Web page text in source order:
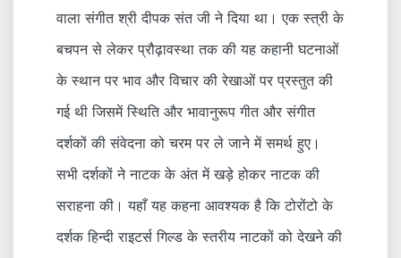
वाला संगीत श्री दीपक संत जी ने दिया था। एक स्त्री के
बचपन से लेकर प्रौढ़ावस्था तक की यह कहानी घटनाओं
के स्थान पर भाव और विचार की रेखाओं पर प्रस्तुत की
गई थी जिसमें स्थिति और भावानुरूप गीत और संगीत
दर्शकों की संवेदना को चरम पर ले जाने में समर्थ हुए।
सभी दर्शकों ने नाटक के अंत में खड़े होकर नाटक की
सराहना की। यहाँ यह कहना आवश्यक है कि टोरोंटो के
दर्शक हिन्दी राइटर्स गिल्ड के स्तरीय नाटकों को देखने की